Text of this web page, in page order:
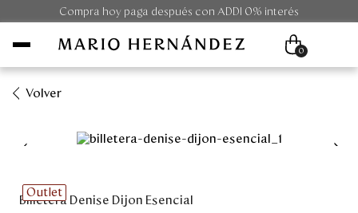
Compra hoy paga después con ADDI 0% interés
Unisex
0
Volver
Outlet
Billetera Denise Dijon Esencial